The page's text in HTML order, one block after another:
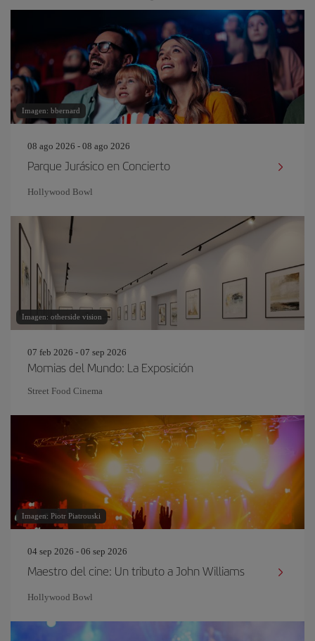
Imagen: bbernard
08 ago 2026 - 08 ago 2026
Parque Jurásico en Concierto
Hollywood Bowl
Imagen: otherside vision
07 feb 2026 - 07 sep 2026
Momias del Mundo: La Exposición
Street Food Cinema
Imagen: Piotr Piatrouski
04 sep 2026 - 06 sep 2026
Maestro del cine: Un tributo a John Williams
Hollywood Bowl